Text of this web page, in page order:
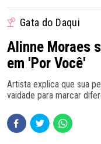
Gata do Daqui
Alinne Moraes
em 'Por Você'
Artista explica que sua
vaidade para marcar